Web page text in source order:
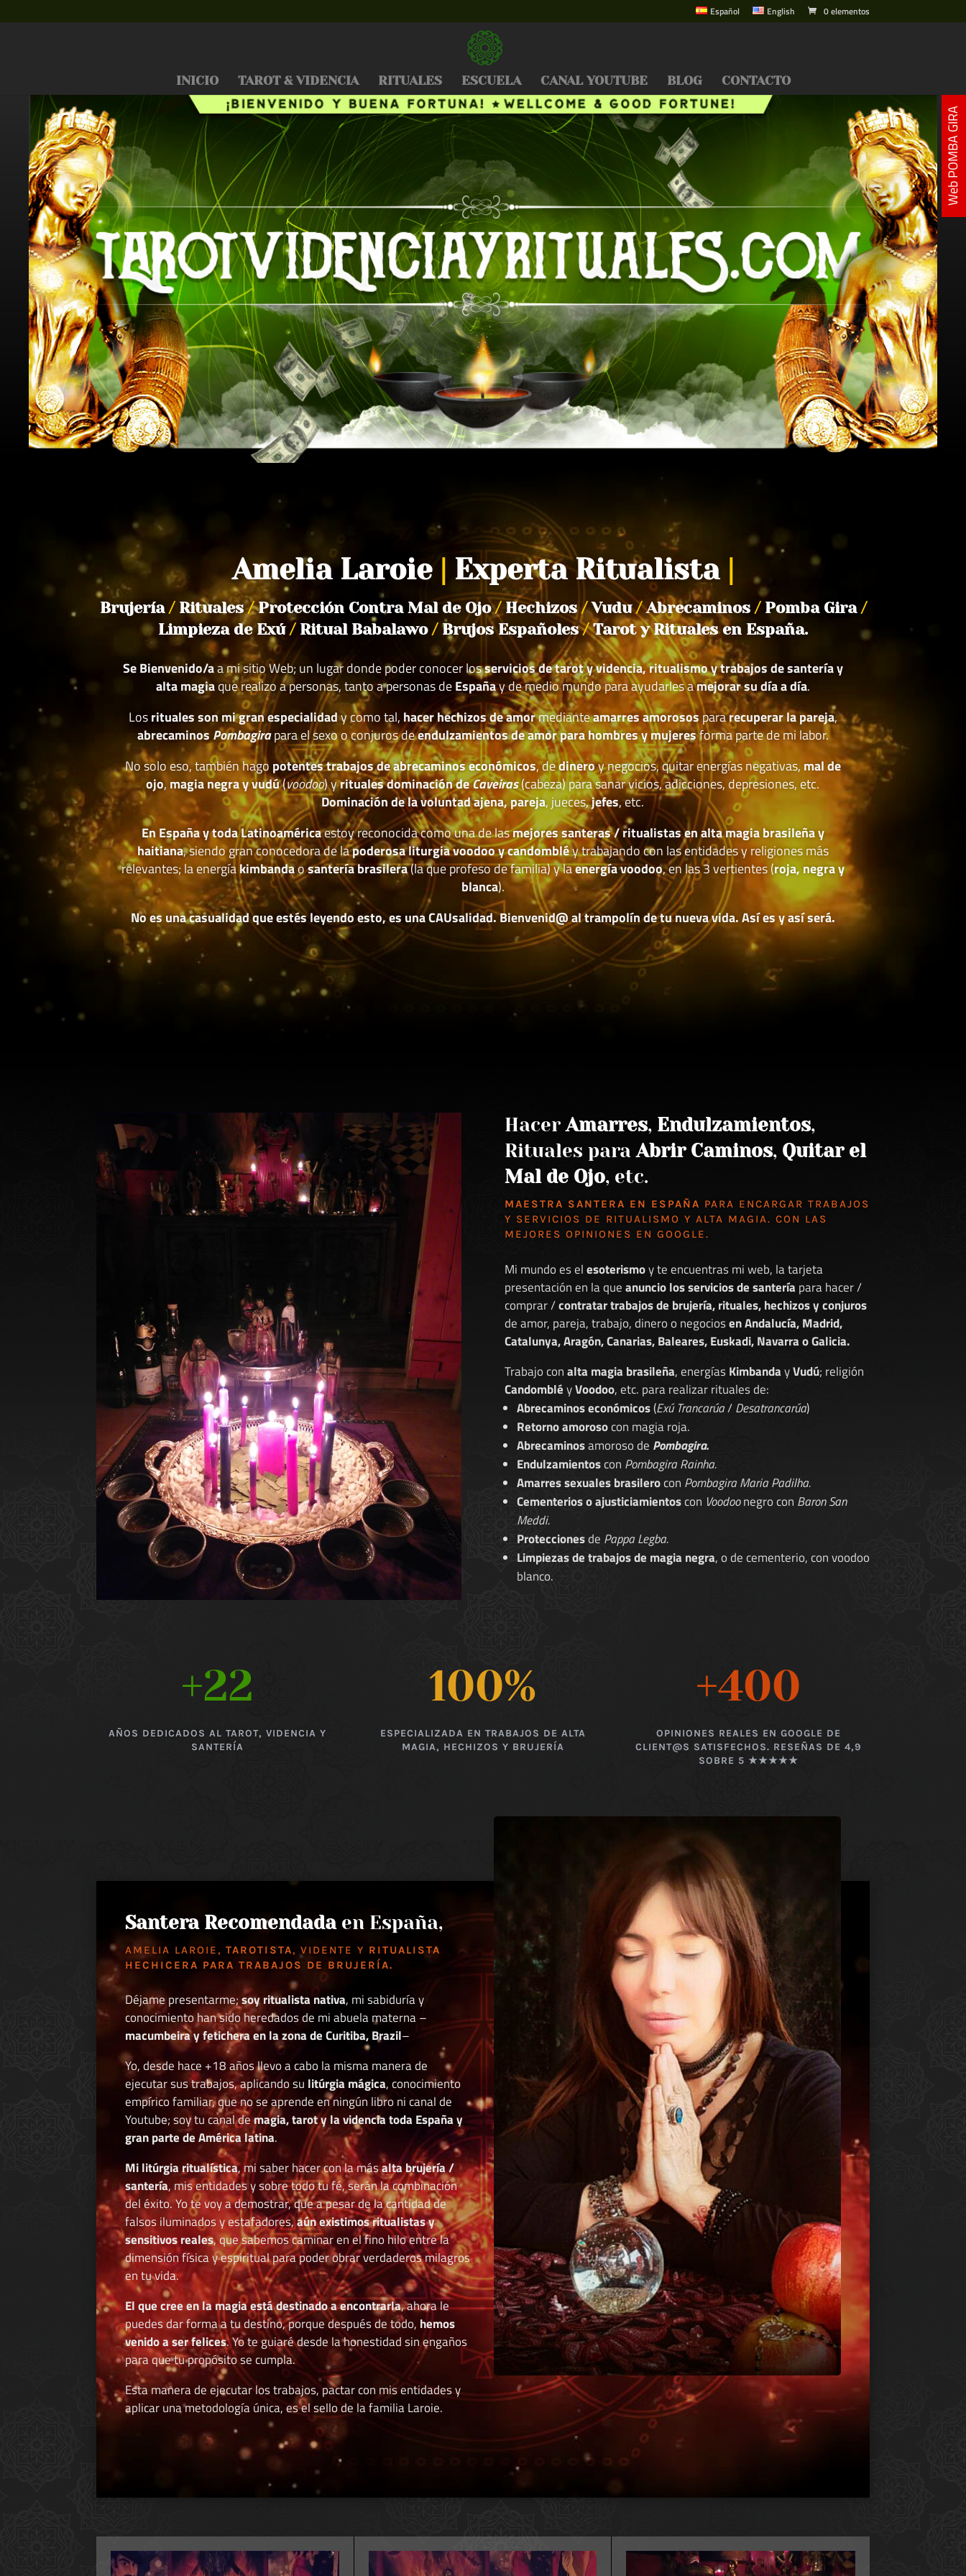
Español English 0 elementos
INICIO TAROT & VIDENCIA RITUALES ESCUELA CANAL YOUTUBE BLOG CONTACTO
Amelia Laroie Experta Ritualista
Brujería /Rituales/Protección Contra Mal de Ojo/Hechizos/Vudu/Abrecaminos /Pomba Gira /
Limpieza de Exú /Ritual Babalawo /Brujos Españoles/Tarot y Rituales en España.
Se Bienvenido/aa mi sitio Web; un lugar donde poder conocer losservicios de tarot y videncia, ritualismo y trabajos de santería y
alta magiaque realizo a personas, tanto a personas deEspañay de medio mundo para ayudarles amejorar su día a día.
Losrituales son mi gran especialidady como tal, hacer hechizos de amormedianteamarres amorosospararecuperar la pareja,
abrecaminos Pombagirapara el sexo o conjuros deendulzamientos de amor para hombres y mujeresforma parte de mi labor.
No solo eso, también hago potentes trabajos de abrecaminos económicos, dedineroy negocios, quitar energías negativas, mal de
ojo, magia negra y vudú(voodoo) yrituales dominación deCaveiras(cabeza) para sanar vicios, adicciones, depresiones, etc.
Dominación de la voluntad ajena, pareja, jueces,jefes, etc.
En España y toda Latinoaméricaestoy reconocida como una de lasmejores santeras / ritualistas en alta magia brasileña y
haitiana, siendo gran conocedora de lapoderosa liturgia voodoo y candombléy trabajando con las entidades y religiones más
relevantes; la energíakimbandaosantería brasilera(la que profeso de familia) y laenergía voodoo, en las 3 vertientes (roja, negra y
blanca).
No es una casualidad que estés leyendo esto, es una CAUsalidad. Bienvenid@ al trampolín de tu nueva vida. Así es y así será.
HacerAmarres, Endulzamientos,
Rituales paraAbrir Caminos, Quitar el
Mal de Ojo, etc.
MAESTRA SANTERA EN ESPAÑA PARA ENCARGAR TRABAJOS
Y SERVICIOS DE RITUALISMO Y ALTA MAGIA. CON LAS
MEJORES OPINIONES EN GOOGLE.
Mi mundo es elesoterismoy te encuentras mi web, la tarjeta
presentación en la queanuncio los servicios de santería para hacer /
comprar /contratar trabajos de brujería, rituales, hechizos y conjuros
de amor, pareja, trabajo, dinero o negociosen Andalucía, Madrid,
Catalunya, Aragón, Canarias, Baleares, Euskadi, Navarra o Galicia.
Trabajo conalta magia brasileña, energíasKimbandayVudú; religión
CandombléyVoodoo, etc. para realizar rituales de:
Abrecaminos económicos(Exú Trancarúa/Desatrancarúa)
Retorno amorosocon magia roja.
Abrecaminosamoroso de Pombagira.
Endulzamientoscon Pombagira Rainha.
Amarres sexuales brasilerocon Pombagira Maria Padilha.
Cementerios o ajusticiamientoscon Voodoonegro con Baron San
Meddi.
Proteccionesde Pappa Legba.
Limpiezas de trabajos de magia negra, o de cementerio, con voodoo
blanco.
+22
AÑOS DEDICADOS AL TAROT, VIDENCIA Y
SANTERÍA
100%
ESPECIALIZADA EN TRABAJOS DE ALTA
MAGIA, HECHIZOS Y BRUJERÍA
+400
OPINIONES REALES EN GOOGLE DE
CLIENT@S SATISFECHOS. RESEÑAS DE 4,9
SOBRE 5 ★★★★★
Santera Recomendadaen España,
AMELIA LAROIE,TAROTISTA, VIDENTE Y RITUALISTA
HECHICERA PARA TRABAJOS DE BRUJERÍA.
Déjame presentarme;soy ritualista nativa, mi sabiduría y
conocimiento han sido heredados de mi abuela materna –
macumbeira y fetichera en la zona de Curitiba, Brazil–
Yo, desde hace +18 años llevo a cabo la misma manera de
ejecutar sus trabajos, aplicando su litúrgia mágica, conocimiento
empírico familiar, que no se aprende en ningún libro ni canal de
Youtube; soy tu canal demagia, tarot y la videncia toda España y
gran parte de América latina.
Mi litúrgia ritualística, mi saber hacer con la másalta brujería /
santería, mis entidades y sobre todo tu fé, serán la combinación
del éxito. Yo te voy a demostrar, que a pesar de la cantidad de
falsos iluminados y estafadores,aún existimos ritualistas y
sensitivos reales, que sabemos caminar en el fino hilo entre la
dimensión física y espiritual para poder obrar verdaderos milagros
en tu vida.
El que cree en la magia está destinado a encontrarla, ahora le
puedes dar forma a tu destino, porque después de todo, hemos
venido a ser felices. Yo te guiaré desde la honestidad sin engaños
para que tu propósito se cumpla.
Esta manera de ejecutar los trabajos, pactar con mis entidades y
aplicar una metodología única, es el sello de la familia Laroie.
Web POMBA GIRA